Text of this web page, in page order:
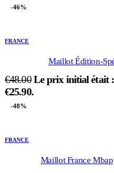
-46%
FRANCE
Maillot Édition-
€48.00 Le prix initial était :
€25.90.
-48%
FRANCE
Maillot France